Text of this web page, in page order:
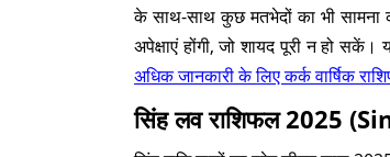
के साथ-साथ कुछ मतभेदों का भी
अपेक्षाएं होंगी, जो शायद पूरी न हो
अधिक जानकारी के लिए कर्क वार्षिक
सिंह लव राशिफल 2025